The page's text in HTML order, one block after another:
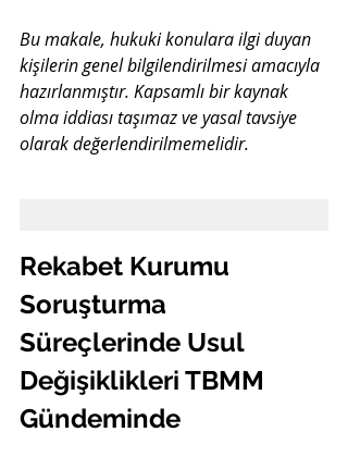
Bu makale, hukuki konulara ilgi duyan
kişilerin genel bilgilendirilmesi amacıyla
hazırlanmıştır. Kapsamlı bir kaynak
olma iddiası taşımaz ve yasal tavsiye
olarak değerlendirilmemelidir.
Rekabet Kurumu
Soruşturma
Süreçlerinde Usul
Değişiklikleri TBMM
Gündeminde